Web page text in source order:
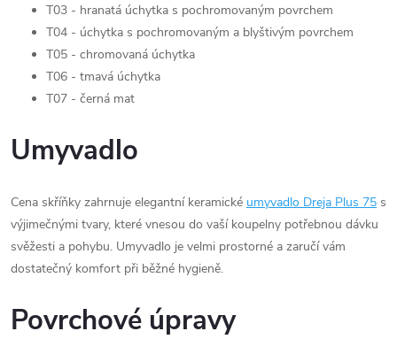
T03 - hranatá úchytka s pochromovaným povrchem
T04 - úchytka s pochromovaným a blyštivým povrchem
T05 - chromovaná úchytka
T06 - tmavá úchytka
T07 - černá mat
Umyvadlo
Cena skříňky zahrnuje elegantní keramické umyvadlo Dreja Plus 75 s
výjimečnými tvary, které vnesou do vaší koupelny potřebnou dávku
svěžesti a pohybu. Umyvadlo je velmi prostorné a zaručí vám
dostatečný komfort při běžné hygieně.
Povrchové úpravy